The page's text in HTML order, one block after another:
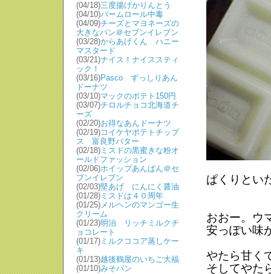
(04/18)三度揚げかりんとう
(04/10)バームロール中毒
(04/09)チーズとマヨネーズの
大きなパン＠セブンイレブン
(03/28)からあげくん ハニー
マスタード
(03/21)ナイス！ナイススティ
ック！
(03/16)Pasco ずっしりあん
ドーナツ
(03/10)マックのポテト150円
(03/07)チロルチョコ北海道チ
ーズ
(02/20)お得なあんドーナツ
(02/19)コイケヤポテトチップ
ス 富良野バター
(02/18) ミスドの黒蜜きな粉オ
ールドファッション
(02/06)ホイップあんぱん＠セ
ブンイレブン
(02/03)堅あげ にんにく醤油
(01/28) ミスドは４０周年
(01/25)メルヘンのマンゴー生
クリーム
(01/23)明治 リッチミルクチ
ョコレート
(01/17) ミルクココア蒸しケー
キ
(01/13)越後鶴屋のいちご大福
(01/10)みそパン
ぱくりとい
おおー。ウ
安っぽい味
やたら甘く
そしてやた